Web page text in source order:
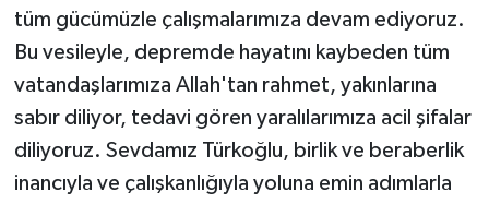
tüm gücümüzle çalışmalarımıza devam ediyoruz.
Bu vesileyle, depremde hayatını kaybeden tüm
vatandaşlarımıza Allah'tan rahmet, yakınlarına
sabır diliyor, tedavi gören yaralılarımıza acil şifalar
diliyoruz. Sevdamız Türkoğlu, birlik ve beraberlik
inancıyla ve çalışkanlığıyla yoluna emin adımlarla